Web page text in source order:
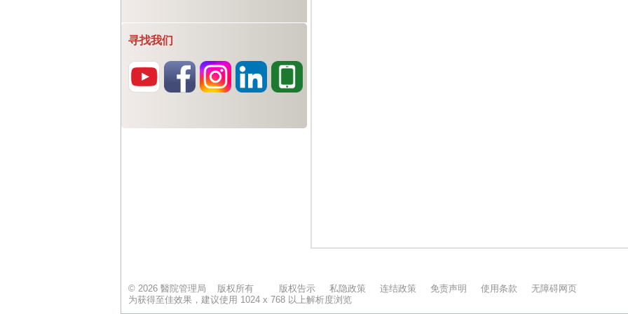
寻找我们
© 2026 醫院管理局 版权所有
版权告示 私隐政策 连结政策 免责声明 使用条款
无障碍网页
为获得至佳效果，建议使用 1024 x 768 以上解析度浏览